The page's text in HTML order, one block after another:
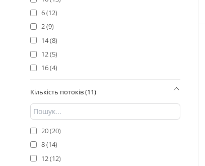
6 (12)
2 (9)
14 (8)
12 (5)
16 (4)
Кількість потоків (11)
20 (20)
8 (14)
12 (12)